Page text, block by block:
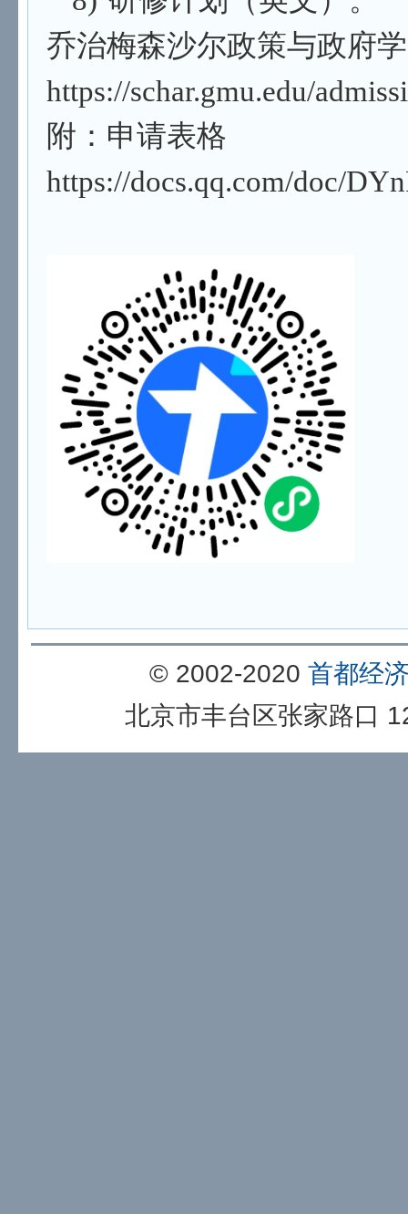
乔治梅森沙尔政策与政府
https://schar.gmu.edu/
附：申请表格
https://docs.qq.com/doc/
© 2002-2020 首都经
北京市丰台区张家路口